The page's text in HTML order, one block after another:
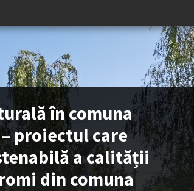
în comuna
proiectul care
a calității
din comuna